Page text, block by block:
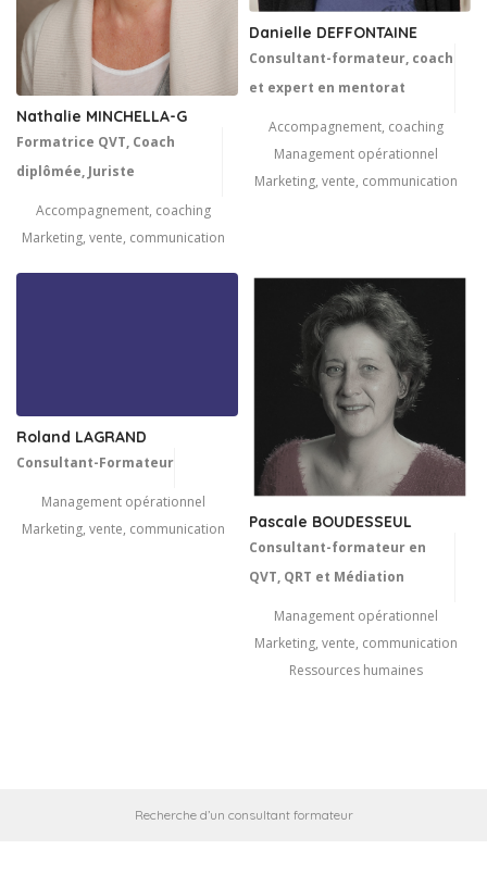
Nathalie MINCHELLA-G
Formatrice QVT, Coach
diplômée, Juriste
Accompagnement, coaching
Marketing, vente, communication
Danielle DEFFONTAINE
Consultant-formateur, coach
et expert en mentorat
Accompagnement, coaching
Management opérationnel
Marketing, vente, communication
Roland LAGRAND
Consultant-Formateur
Management opérationnel
Marketing, vente, communication
Pascale BOUDESSEUL
Consultant-formateur en
QVT, QRT et Médiation
Management opérationnel
Marketing, vente, communication
Ressources humaines
Recherche d’un consultant formateur